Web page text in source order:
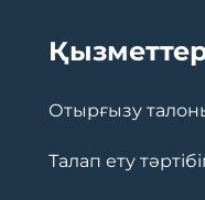
Отырғызу
Талап ету